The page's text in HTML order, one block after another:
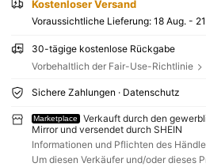
Kostenloser Versand
Voraussichtliche Lieferung: 18 Aug. -
30-tägige kostenlose Rückgabe
Vorbehaltlich der Fair-Use-Richtlinie
Sichere Zahlungen · Datenschutz
Marketplace
Verkauft durch den
Mirror und versendet durch SHEIN
Informationen und Pflichten des
Um diesen Verkäufer und/oder dieses